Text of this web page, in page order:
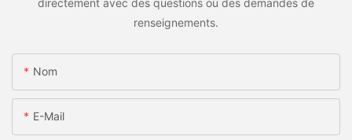
directement avec des questions ou des demandes de
renseignements.
Nom
E-Mail